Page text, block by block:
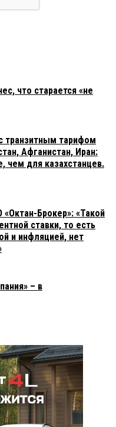
что старается «не
транзитным тарифом
Афганистан, Иран:
чем для казахстанцев.
Брокер»: «Такой
ставки, то есть
и инфляцией, нет
– в